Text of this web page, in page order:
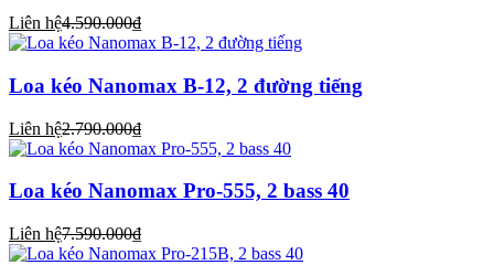
Liên hệ4.590.000₫
Loa kéo Nanomax B-12, 2 đường tiếng
Liên hệ2.790.000₫
Loa kéo Nanomax Pro-555, 2 bass 40
Liên hệ7.590.000₫